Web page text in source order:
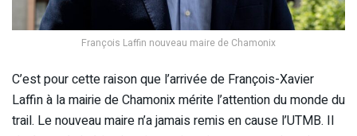
François Laffin nouveau maire de Chamonix
C’est pour cette raison que l’arrivée de François-Xavier
Laffin à la mairie de Chamonix mérite l’attention du monde du
trail. Le nouveau maire n’a jamais remis en cause l’UTMB. Il